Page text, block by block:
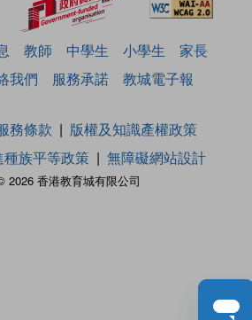
教師 中學生 小學生
家長
我們 服務承諾 教城電子報
2026 香港教育城有限公司
務條款
版權及知識產權政策
種族平等政策 無障礙網站設計